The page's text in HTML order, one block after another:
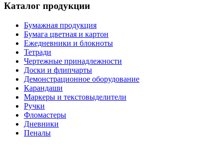
Каталог продукции
Бумажная продукция
Бумага цветная и картон
Ежедневники и блокноты
Тетради
Чертежные принадлежности
Доски и флипчарты
Демонстрационное оборудование
Карандаши
Маркеры и текстовыделители
Ручки
Фломастеры
Дневники
Пеналы